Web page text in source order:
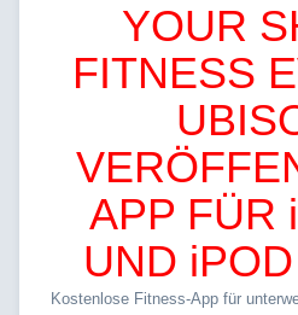
YOUR
FITNESS
APP FÜR
UND
Kostenlose Fitness-App für